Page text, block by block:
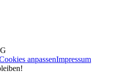
anpassenImpressum